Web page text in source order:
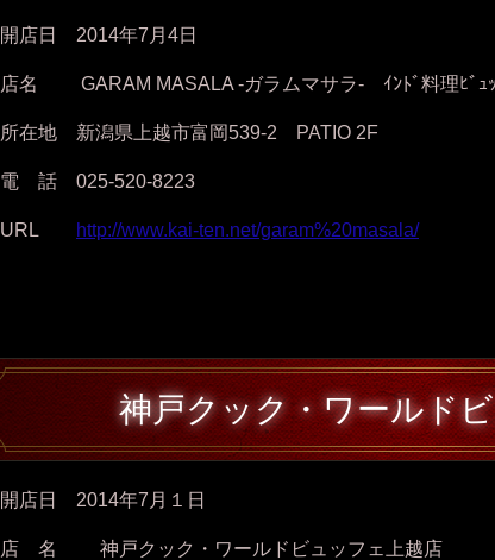
開店日 2014年7月4日
店名 GARAM MASALA -ガラムマサラ- ｲﾝﾄﾞ料理ﾋﾞ
所在地 新潟県上越市富岡539-2 PATIO 2F
電 話 025-520-8223
URL http://www.kai-ten.net/garam%20masala/
神戸クック・ワールド
開店日 2014年7月１日
店 名 神戸クック・ワールドビュッフェ上越店